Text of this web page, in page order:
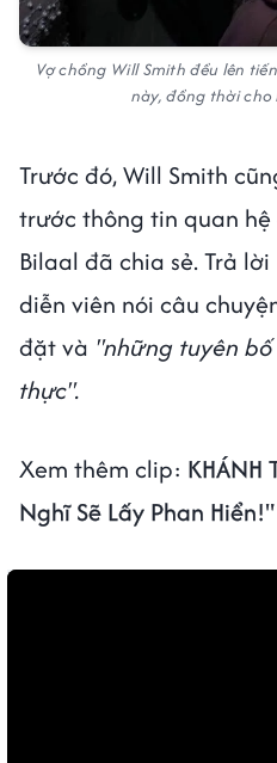
Vợ chồng Will Smith đều lên
này, đồng thời cho
Trước đó, Will Smith
trước thông tin quan
Bilaal đã chia sẻ. Trả lời
diễn viên nói câu
đặt và "những tuyên
thực".
Xem thêm clip: KHÁNH
Nghĩ Sẽ Lấy Phan